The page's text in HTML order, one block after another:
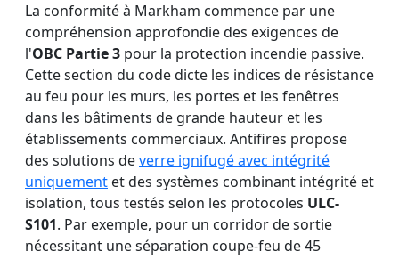
La conformité à Markham commence par une
compréhension approfondie des exigences de
l'OBC Partie 3 pour la protection incendie passive.
Cette section du code dicte les indices de résistance
au feu pour les murs, les portes et les fenêtres
dans les bâtiments de grande hauteur et les
établissements commerciaux. Antifires propose
des solutions deverre ignifugé avec intégrité
uniquement et des systèmes combinant intégrité et
isolation, tous testés selon les protocoles ULC-
S101. Par exemple, pour un corridor de sortie
nécessitant une séparation coupe-feu de 45